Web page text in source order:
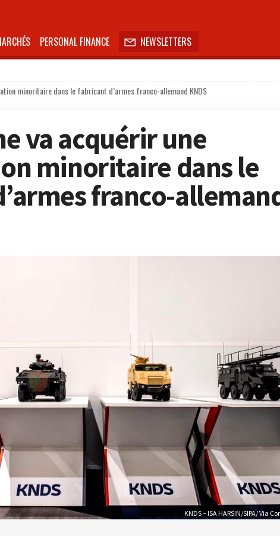
PERSONAL FINANCE  NEWSLETTERS
minoritaire dans le fabricant d’armes franco-allemand KNDS
va acquérir une
minoritaire dans le
franco-
KNDS – ISA HARSIN/SIPA/ Via